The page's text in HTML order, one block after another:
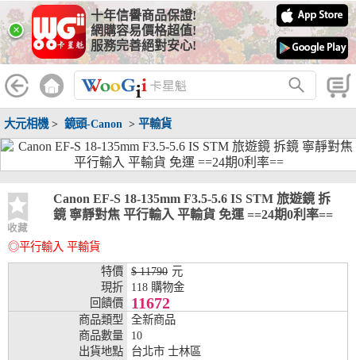
×
十年信譽商品保證!
網購容易價格超值!
服務完善絕對安心!
大元相機 > 鏡頭-Canon > 平輸貨
收藏
Canon EF-S 18-135mm F3.5-5.6 IS STM 旅遊鏡 拆
鏡 寧靜對焦 平行輸入 平輸貨 免運 ==24期0利率==
◎平行輸入 平輸貨
特價
$ 11790 元
現折
118 購物金
回饋價
11672
商品類型
全新商品
商品數量
10
出貨地點
台北市 士林區
線上分期銀行
WooGii 與 綠界 合作，『信用卡分期付款』 與 『信用卡零利率
分期付款』 的配合銀行如下：
分期期數 提供分期之銀行
兆豐銀行、合作金庫、第一銀行、華南銀行、
彰化銀行、上海銀行、富邦銀行、國泰世華、
台灣企銀、台中銀行、匯豐銀行、華泰銀行、
銀、元大銀行、永豐銀行、玉山銀行、凱基銀
行、星展銀行、台新銀行、安泰銀行、中國信
兆豐銀行、合作金庫、第一銀行、華南銀行、
彰化銀行、上海銀行、富邦銀行、國泰世華、
台灣企銀、台中銀行、匯豐銀行、華泰銀行、
臺灣新光銀行、陽信銀行、聯邦銀行、遠東商
銀、元大銀行、永豐銀行、玉山銀行、凱基銀
行、星展銀行、台新銀行、安泰銀行、中國信
託、台灣樂天、三信商銀